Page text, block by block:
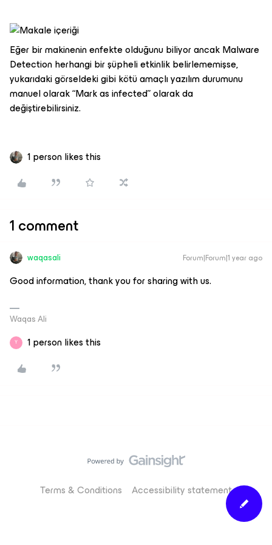
Eğer bir makinenin enfekte olduğunu biliyor ancak Malware
Detection herhangi bir şüpheli etkinlik belirlememişse,
yukarıdaki görseldeki gibi kötü amaçlı yazılım durumunu
manuel olarak “Mark as infected” olarak da
değiştirebilirsiniz.
1 person likes this
1 comment
waqasali Forum|Forum|1 year ago
Good information, thank you for sharing with us.
Waqas Ali
Y 1 person likes this
Terms & Conditions Accessibility statement